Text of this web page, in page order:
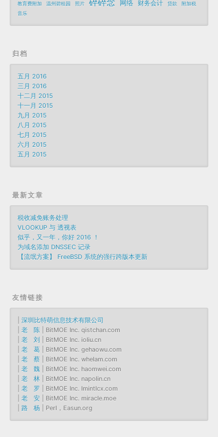
教育费附加 温州碧桂园 照片 碎碎念 网络 财务会计 贷款
附加税
音乐
归档
五月 2016
三月 2016
十二月 2015
十一月 2015
九月 2015
八月 2015
七月 2015
六月 2015
五月 2015
最新文章
税收减免账务处理
VLOOKUP 与 透视表
似乎，又一年，你好 2016 ！
为域名添加 DNSSEC 记录
【流氓方案】 FreeBSD 系统的强行跨版本更新
友情链接
深圳比特萌信息技术有限公司
老 陈 | BitMOE Inc. qistchan.com
老 刘
| BitMOE Inc. ioliu.cn
老 葛 | BitMOE Inc. gehaowu.com
老 蔡 | BitMOE Inc. whelam.com
老 魏 | BitMOE Inc. haomwei.com
老 林 | BitMOE Inc. napolin.cn
老 罗 | BitMOE Inc. lmintlcx.com
老 安 | BitMOE Inc. miracle.moe
路 杨 | Perl，Easun.org